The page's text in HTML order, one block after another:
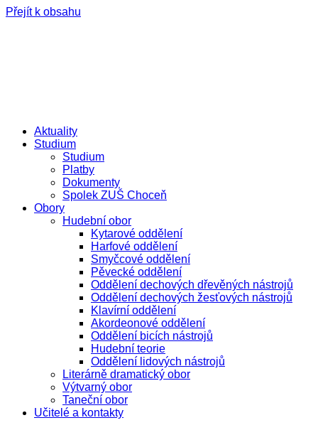
Přejít k obsahu
Aktuality
Studium
Studium
Platby
Dokumenty
Spolek ZUŠ Choceň
Obory
Hudební obor
Kytarové oddělení
Harfové oddělení
Smyčcové oddělení
Pěvecké oddělení
Oddělení dechových dřevěných nástrojů
Oddělení dechových žesťových nástrojů
Klavírní oddělení
Akordeonové oddělení
Oddělení bicích nástrojů
Hudební teorie
Oddělení lidových nástrojů
Literárně dramatický obor
Výtvarný obor
Taneční obor
Učitelé a kontakty